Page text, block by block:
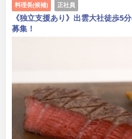
料理長(候補) 正社員
《独立支援あり》出雲大社徒歩5
募集！